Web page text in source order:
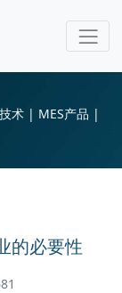
术 | MES产品 |
的必要性